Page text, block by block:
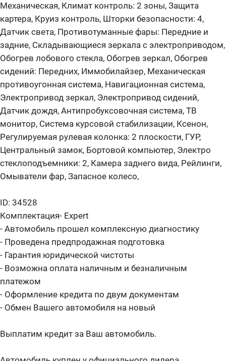
Механическая, Климат контроль: 2 зоны, Защита
картера, Круиз контроль, Шторки безопасности: 4,
Датчик света, Противотуманные фары: Передние и
задние, Складывающиеся зеркала с электроприводом,
Обогрев лобового стекла, Обогрев зеркал, Обогрев
сидений: Передних, Иммобилайзер, Механическая
противоугонная система, Навигационная система,
Электропривод зеркал, Электропривод сидений,
Датчик дождя, Антипробуксовочная система, ТВ
монитор, Система курсовой стабилизации, Ксенон,
Регулируемая рулевая колонка: 2 плоскости, ГУР,
Центральный замок, Бортовой компьютер, Электро
стеклоподъемники: 2, Камера заднего вида, Рейлинги,
Омыватели фар, Запасное колесо,
ID: 34528
Комплектация- Expert
- Автомобиль прошел комплексную диагностику
- Проведена предпродажная подготовка
- Гарантия юридической чистоты
- Возможна оплата наличным и безналичным
платежом
- Оформление кредита по двум документам
- Обмен Вашего автомобиля на новый
Выплатим кредит за Ваш автомобиль.